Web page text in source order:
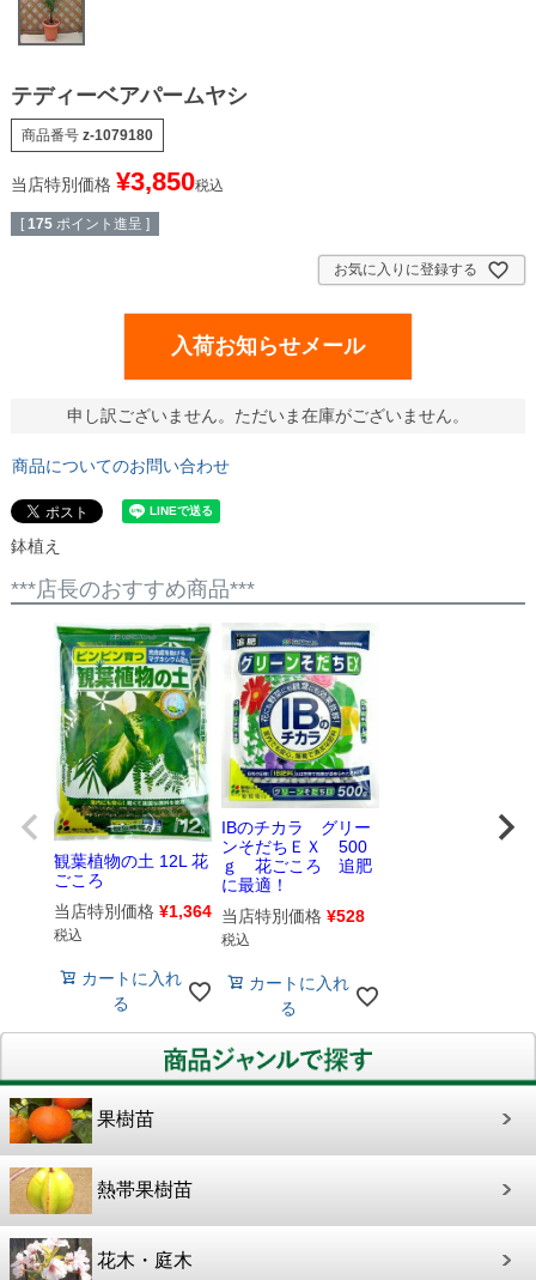
テディーベアパームヤシ
商品番号 z-1079180
当店特別価格 ¥3,850税込
[ 175 ポイント進呈 ]
お気に入りに登録する
入荷お知らせメール
申し訳ございません。ただいま在庫がございません。
商品についてのお問い合わせ
鉢植え
***店長のおすすめ商品***
観葉植物の土 12L 花
ごころ
当店特別価格 ¥1,364
税込
カートに入れ
る
IBのチカラ グリー
ンそだちＥＸ 500
ｇ 花ごころ 追肥
に最適！
当店特別価格 ¥528
税込
カートに入れ
る
果樹苗
熱帯果樹苗
花木・庭木